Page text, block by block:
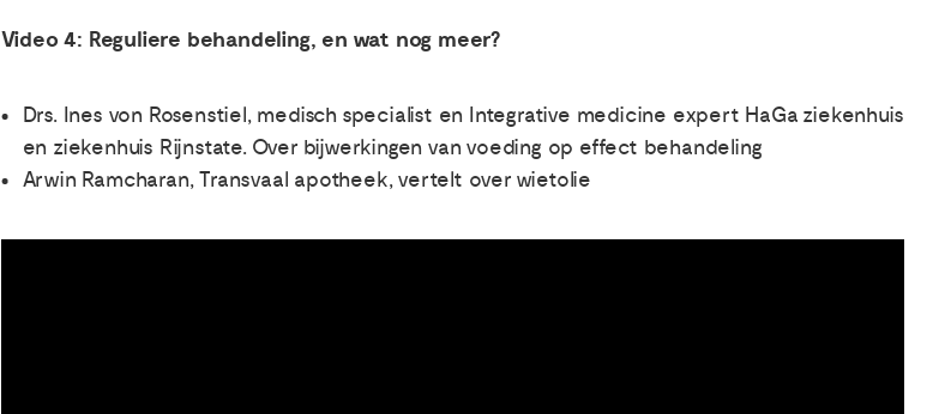
Video 4: Reguliere behandeling, en wat nog meer?
Drs. Ines von Rosenstiel, medisch specialist en Integrative medicine expert HaGa ziekenhuis
en ziekenhuis Rijnstate. Over bijwerkingen van voeding op effect behandeling
Arwin Ramcharan, Transvaal apotheek, vertelt over wietolie